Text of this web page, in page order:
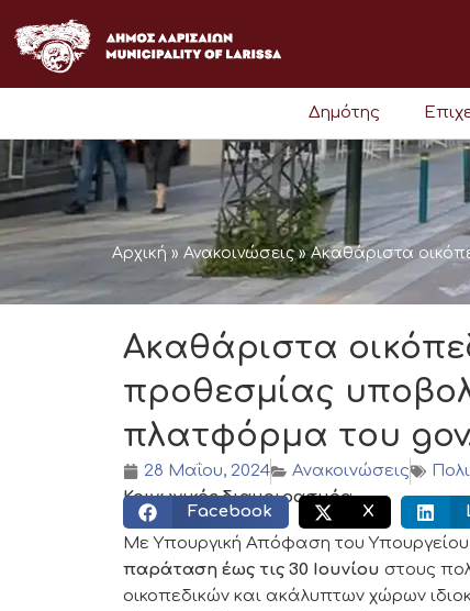
στο
περιεχόμενο
Δημότης
Αρχική » Ανακοινώσεις»Ακαθάριστα
Ακαθάριστα
προθεσμίας
πλατφόρμα του
28 Μαΐου, 2024 Ανακοινώσεις
Κοινωνικός διαμοιρασμός:
Facebook X
Με Υπουργική Απόφαση του Υπουργείου
παράταση έως τις 30 Ιουνίου στους
οικοπεδικών και ακάλυπτων χώρων